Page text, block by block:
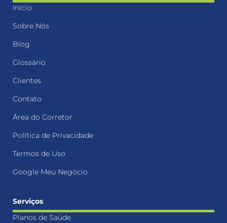
Início
Sobre Nós
Blog
Glossário
Clientes
Contato
Área do Corretor
Política de Privacidade
Termos de Uso
Google Meu Negócio
Serviços
Planos de Saúde